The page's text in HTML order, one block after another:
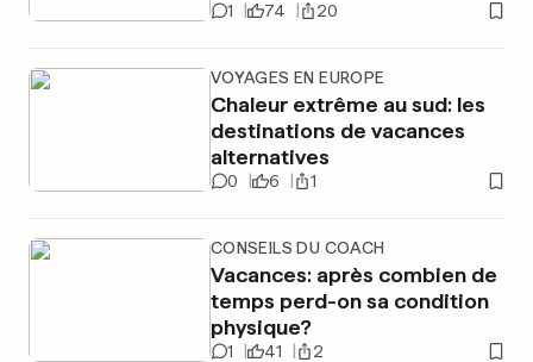
1 74 20
VOYAGES EN EUROPE
Chaleur extrême au sud: les
destinations de vacances
alternatives
0 6 1
CONSEILS DU COACH
Vacances: après combien de
temps perd-on sa condition
physique?
1 41 2